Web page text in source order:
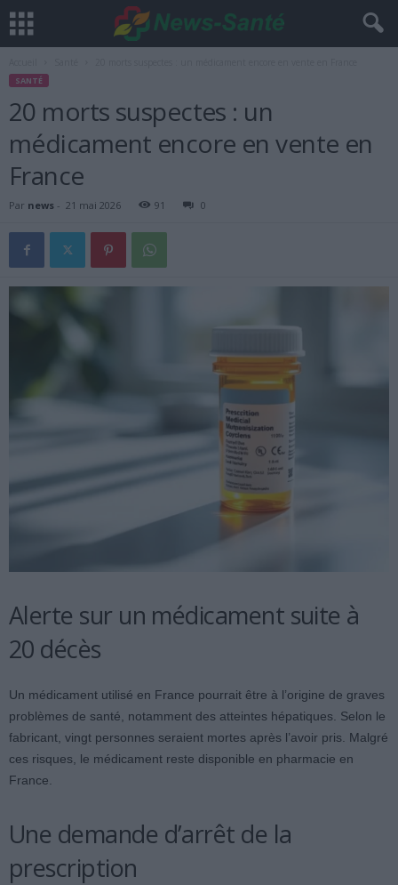
SANTÉ
20 morts suspectes : un
médicament encore en vente en
France
Par news - 21 mai 2026 91 0
Alerte sur un médicament suite à
20 décès
Un médicament utilisé en France pourrait être à l’origine de graves
problèmes de santé, notamment des atteintes hépatiques. Selon le
fabricant, vingt personnes seraient mortes après l’avoir pris. Malgré
ces risques, le médicament reste disponible en pharmacie en
France.
Une demande d’arrêt de la
prescription